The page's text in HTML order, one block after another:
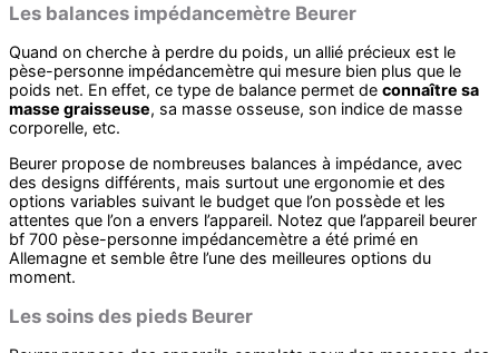
Les balances impédancemètre Beurer
Quand on cherche à perdre du poids, un allié précieux est le
pèse-personne impédancemètre qui mesure bien plus que le
poids net. En effet, ce type de balance permet de connaître sa
masse graisseuse, sa masse osseuse, son indice de masse
corporelle, etc.
Beurer propose de nombreuses balances à impédance, avec
des designs différents, mais surtout une ergonomie et des
options variables suivant le budget que l’on possède et les
attentes que l’on a envers l’appareil. Notez que l’appareil beurer
bf 700 pèse-personne impédancemètre a été primé en
Allemagne et semble être l’une des meilleures options du
moment.
Les soins des pieds Beurer